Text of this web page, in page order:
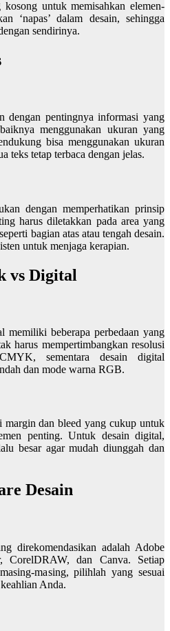
untuk memisahkan elemen-
‘napas’ dalam desain, sehingga
sendirinya.
dengan pentingnya informasi yang
menggunakan ukuran yang
bisa menggunakan ukuran
teks tetap terbaca dengan jelas.
dengan memperhatikan prinsip
harus diletakkan pada area yang
bagian atas atau tengah desain.
untuk menjaga kerapian.
vs Digital
memiliki beberapa perbedaan yang
harus mempertimbangkan resolusi
sementara desain digital
dan mode warna RGB.
margin dan bleed yang cukup untuk
penting. Untuk desain digital,
besar agar mudah diunggah dan
Desain
direkomendasikan adalah Adobe
CorelDRAW, dan Canva. Setiap
masing, pilihlah yang sesuai
Anda.